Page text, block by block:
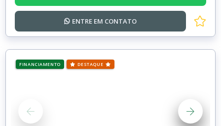
ENTRE EM CONTATO
FINANCIAMENTO DESTAQUE